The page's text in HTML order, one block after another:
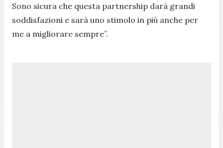
Sono sicura che questa partnership darà grandi
soddisfazioni e sarà uno stimolo in più anche per
me a migliorare sempre”.